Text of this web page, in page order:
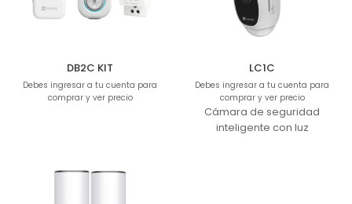
DB2C KIT
Debes ingresar a tu cuenta para
comprar y ver precio
LC1C
Debes ingresar a tu cuenta para
comprar y ver precio
Cámara de seguridad
inteligente con luz